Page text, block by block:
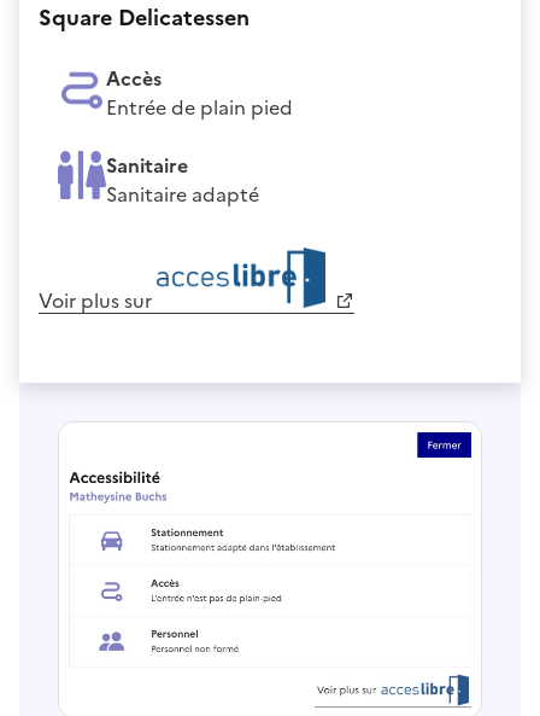
Square Delicatessen
Accès
Entrée de plain pied
Sanitaire
Sanitaire adapté
Voir plus sur